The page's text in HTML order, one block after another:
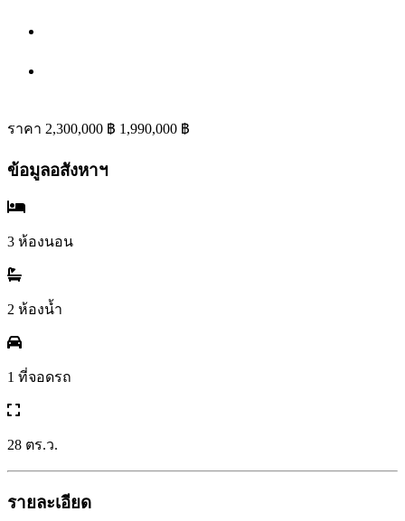
ราคา 2,300,000 ฿ 1,990,000 ฿
ข้อมูลอสังหาฯ
3 ห้องนอน
2 ห้องน้ำ
1 ที่จอดรถ
28 ตร.ว.
รายละเอียด